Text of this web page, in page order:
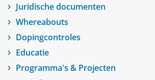
Juridische documenten
Whereabouts
Dopingcontroles
Educatie
Programma's & Projecten